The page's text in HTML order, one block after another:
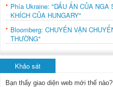
Phía Ukraine: "DẤU ẤN CỦA
KHÍCH CỦA HUNGARY"
Bloomberg: CHUYẾN VẬN
THƯỜNG"
Khảo sát
Bạn thấy giao diện web mới thế nào?